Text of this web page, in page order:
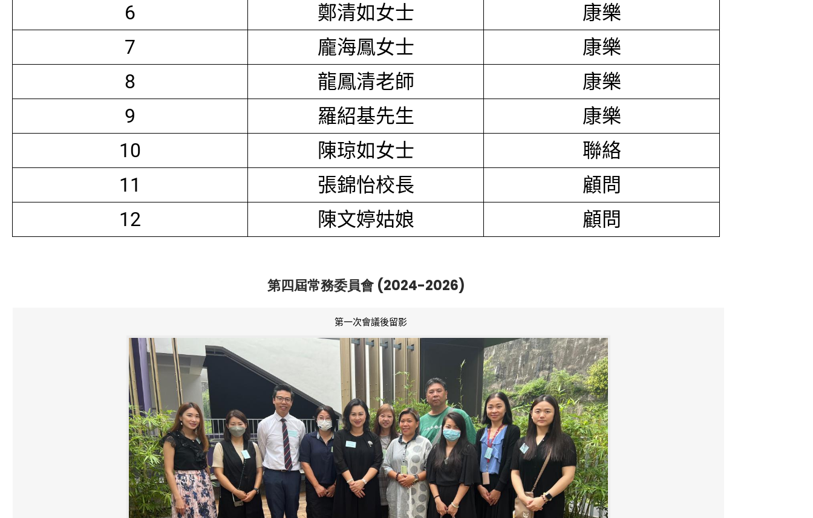
6
鄭清如女士
康樂
7
龐海鳳女士
康樂
8
龍鳳清老師
康樂
9
羅紹基先生
康樂
10
陳琼如女士
聯絡
11
張錦怡校長
顧問
12
陳文婷姑娘 顧問
第四屆常務委員會 (2024-2026)
第一次會議後留影